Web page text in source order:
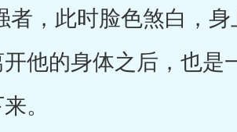
此时脸色煞白，身
他的身体之后，也是
。